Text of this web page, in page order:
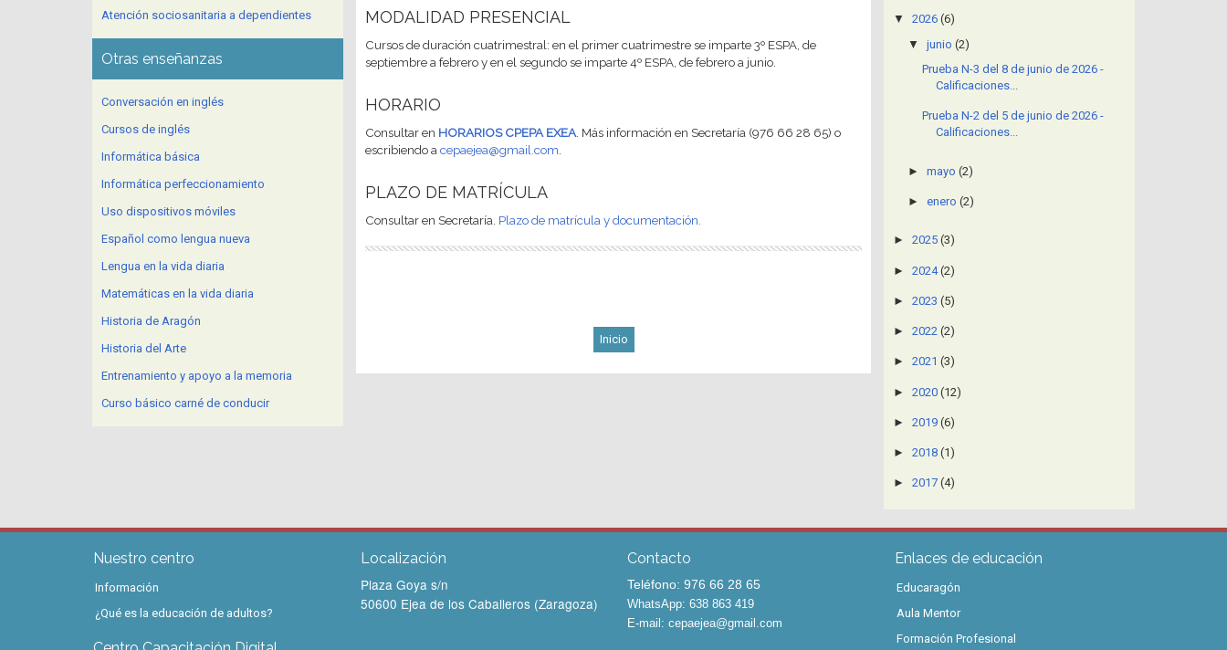
MODALIDAD PRESENCIAL
Cursos de duración cuatrimestral: en el primer cuatrimestre se imparte 3º ESPA, de
septiembre a febrero y en el segundo se imparte 4º ESPA, de febrero a junio.
HORARIO
Consultar en HORARIOS CPEPA EXEA . Más información en Secretaría (976 66 28 65) o
escribiendo a cepaejea@gmail.com
PLAZO DE MATRÍCULA
Consultar en Secretaría. Plazo de matrícula y documentación.
Inicio
Atención sociosanitaria a dependientes
Otras enseñanzas
Conversación en inglés
Cursos de inglés
Informática básica
Informática perfeccionamiento
Uso dispositivos móviles
Español como lengua nueva
Lengua en la vida diaria
Matemáticas en la vida diaria
Historia de Aragón
Historia del Arte
Entrenamiento y apoyo a la memoria
Curso básico carné de conducir
▼ 2026 (6)
▼
junio (2)
Prueba N-3 del 8 de junio de 2026 -
Calificaciones...
Prueba N-2 del 5 de junio de 2026 -
Calificaciones...
► mayo (2)
► enero (2)
► 2025 (3)
► 2024 (2)
► 2023 (5)
► 2022 (2)
► 2021 (3)
► 2020 (12)
► 2019 (6)
► 2018 (1)
► 2017 (4)
Nuestro centro
Información
¿Qué es la educación de adultos?
Localización
Plaza Goya s/n
50600 Ejea de los Caballeros (Zaragoza)
Contacto
Teléfono: 976 66 28 65
WhatsApp: 638 863 419
E-mail: cepaejea@gmail.com
Enlaces de educación
Educaragón
Aula Mentor
Formación Profesional